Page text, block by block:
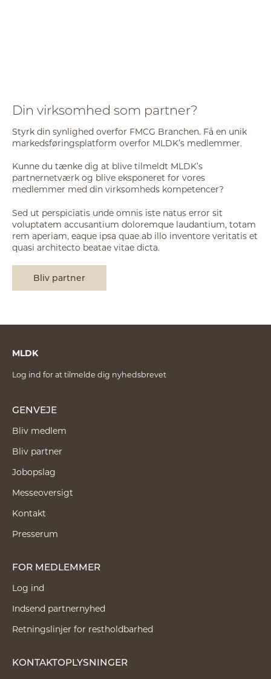
Din virksomhed som partner?
Styrk din synlighed overfor FMCG Branchen. Få en unik
markedsføringsplatform overfor MLDK’s medlemmer.
Kunne du tænke dig at blive tilmeldt MLDK’s
partnernetværk og blive eksponeret for vores
medlemmer med din virksomheds kompetencer?
Sed ut perspiciatis unde omnis iste natus error sit
voluptatem accusantium doloremque laudantium, totam
rem aperiam, eaque ipsa quae ab illo inventore veritatis et
quasi architecto beatae vitae dicta.
Bliv partner
MLDK
Log ind for at tilmelde dig nyhedsbrevet
GENVEJE
Bliv medlem
Bliv partner
Jobopslag
Messeoversigt
Kontakt
Presserum
FOR MEDLEMMER
Log ind
Indsend partnernyhed
Retningslinjer for restholdbarhed
KONTAKTOPLYSNINGER